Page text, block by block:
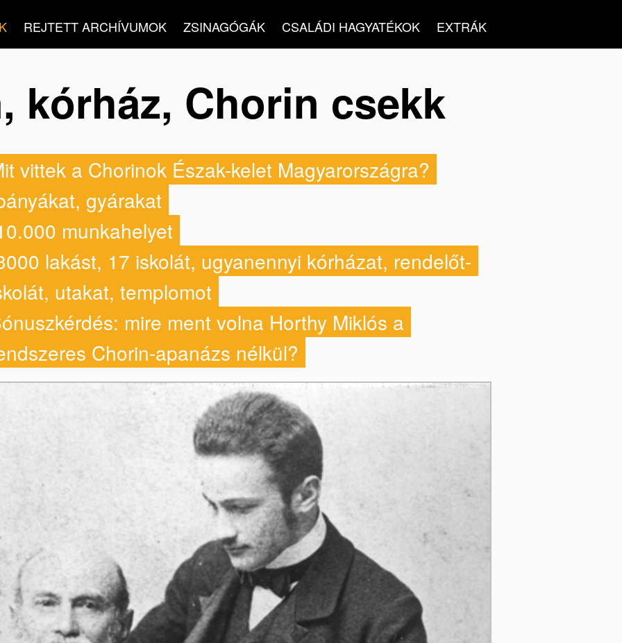
REJTETT ARCHÍVUMOK ZSINAGÓGÁK CSALÁDI HAGYATÉKOK EXTRÁK
kórház, Chorin csekk
vittek a Chorinok Észak-kelet Magyarországra?
gyárakat
munkahelyet
lakást, 17 iskolát, ugyanennyi kórházat, rendelőt-
utakat, templomot
mire ment volna Horthy Miklós a
Chorin-apanázs nélkül?